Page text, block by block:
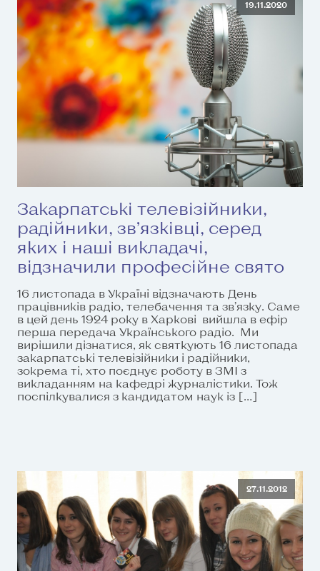
19.11.2020
Закарпатські телевізійники,
радійники, зв’язківці, серед
яких і наші викладачі,
відзначили професійне свято
16 листопада в Україні відзначають День
працівників радіо, телебачення та зв’язку. Саме
в цей день 1924 року в Харкові вийшла в ефір
перша передача Українського радіо. Ми
вирішили дізнатися, як святкують 16 листопада
закарпатські телевізійники і радійники,
зокрема ті, хто поєднує роботу в ЗМІ з
викладанням на кафедрі журналістики. Тож
поспілкувалися з кандидатом наук із […]
27.11.2012